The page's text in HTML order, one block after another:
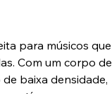
para músicos que
Com um corpo de
baixa densidade,